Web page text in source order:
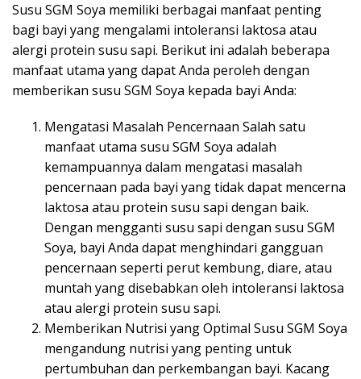
Susu SGM Soya memiliki berbagai manfaat penting
bagi bayi yang mengalami intoleransi laktosa atau
alergi protein susu sapi. Berikut ini adalah beberapa
manfaat utama yang dapat Anda peroleh dengan
memberikan susu SGM Soya kepada bayi Anda:
Mengatasi Masalah Pencernaan Salah satu
manfaat utama susu SGM Soya adalah
kemampuannya dalam mengatasi masalah
pencernaan pada bayi yang tidak dapat mencerna
laktosa atau protein susu sapi dengan baik.
Dengan mengganti susu sapi dengan susu SGM
Soya, bayi Anda dapat menghindari gangguan
pencernaan seperti perut kembung, diare, atau
muntah yang disebabkan oleh intoleransi laktosa
atau alergi protein susu sapi.
Memberikan Nutrisi yang Optimal Susu SGM Soya
mengandung nutrisi yang penting untuk
pertumbuhan dan perkembangan bayi. Kacang